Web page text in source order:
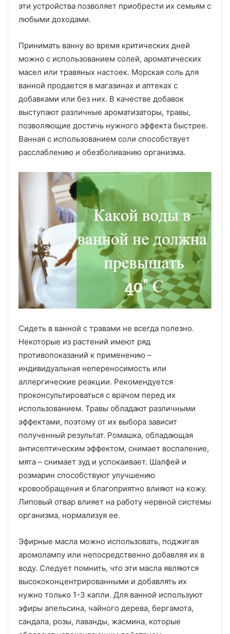
эти устройства позволяет приобрести их семьям с
любыми доходами.
Принимать ванну во время критических дней
можно с использованием солей, ароматических
масел или травяных настоек. Морская соль для
ванной продается в магазинах и аптеках с
добавками или без них. В качестве добавок
выступают различные ароматизаторы, травы,
позволяющие достичь нужного эффекта быстрее.
Ванная с использованием соли способствует
расслаблению и обезболиванию организма.
Сидеть в ванной с травами не всегда полезно.
Некоторые из растений имеют ряд
противопоказаний к применению –
индивидуальная непереносимость или
аллергические реакции. Рекомендуется
проконсультироваться с врачом перед их
использованием. Травы обладают различными
эффектами, поэтому от их выбора зависит
полученный результат. Ромашка, обладающая
антисептическим эффектом, снимает воспаление,
мята – снимает зуд и успокаивает. Шалфей и
розмарин способствуют улучшению
кровообращения и благоприятно влияют на кожу.
Липовый отвар влияет на работу нервной системы
организма, нормализуя ее.
Эфирные масла можно использовать, поджигая
аромолампу или непосредственно добавляя их в
воду. Следует помнить, что эти масла являются
высококонцентрированными и добавлять их
нужно только 1-3 капли. Для ванной используют
эфиры апельсина, чайного дерева, бергамота,
сандала, розы, лаванды, жасмина, которые